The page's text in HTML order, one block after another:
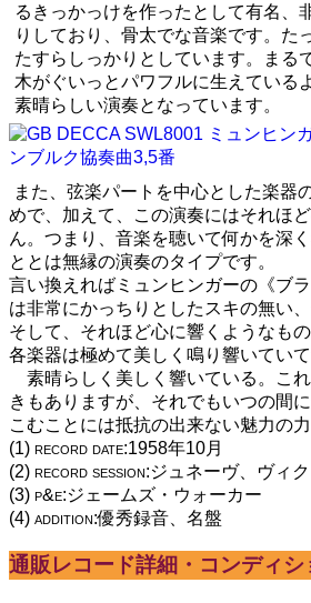
るきっかっけを作ったとして有名、
りしており、骨太でな音楽です。た
たすらしっかりとしています。まる
木がぐいっとパワフルに生えている
素晴らしい演奏となっています。
また、弦楽パートを中心とした楽器
めで、加えて、この演奏にはそれほ
ん。つまり、音楽を聴いて何かを深
ととは無縁の演奏のタイプです。
言い換えればミュンヒンガーの《ブ
は非常にかっちりとしたスキの無い
そして、それほど心に響くようなも
各楽器は極めて美しく鳴り響いていて
素晴らしく美しく響いている。こ
きもありますが、それでもいつの間
こむことには抵抗の出来ない魅力の力
(1) record date:1958年10月
(2) record session:ジュネーヴ、ヴィ
(3) p&e:ジェームズ・ウォーカー
(4) addition:優秀録音、名盤
通販レコード詳細・コンディシ